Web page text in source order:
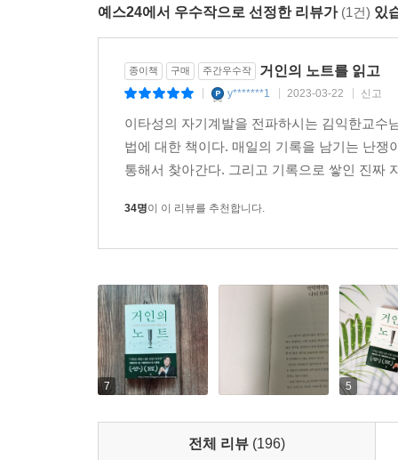
예스24에서 우수작으로 선정한 리뷰가 (1건) 있
종이책 구매 주간우수작 거인의 노트를 읽고
y*******1 2023-03-22 신고
이타성의 자기계발을 전파하시는 김익한교수
법에 대한 책이다. 매일의 기록을 남기는 난
통해서 찾아간다. 그리고 기록으로 쌓인 진짜
34명이 이 리뷰를 추천합니다.
7 5
전체 리뷰 (196)